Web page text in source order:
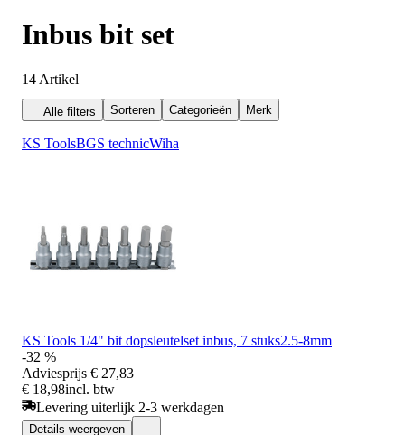
Inbus bit set
14 Artikel
Alle filters Sorteren Categorieën Merk
KS ToolsBGS technicWiha
KS Tools 1/4" bit dopsleutelset inbus, 7 stuks2.5-8mm
-32 %
Adviesprijs € 27,83
€ 18,98incl. btw
Levering uiterlijk 2-3 werkdagen
Details weergeven